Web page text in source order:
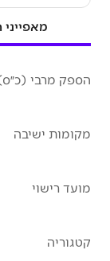
מאפייני
הספק מרבי (כ״ס)
מקומות ישיבה
מועד רישוי
קטגוריה